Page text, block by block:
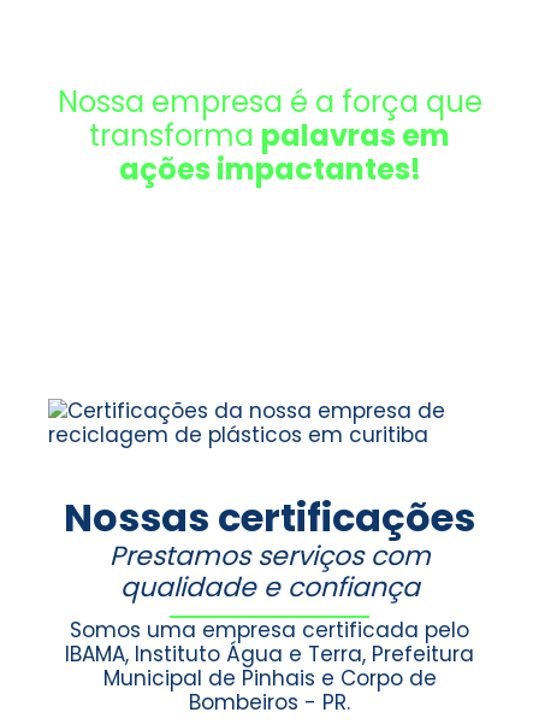
Nossa empresa é a força que
transforma palavras em
ações impactantes!
Nossas certificações
Prestamos serviços com
qualidade e confiança
Somos uma empresa certificada pelo
IBAMA, Instituto Água e Terra, Prefeitura
Municipal de Pinhais e Corpo de
Bombeiros - PR.